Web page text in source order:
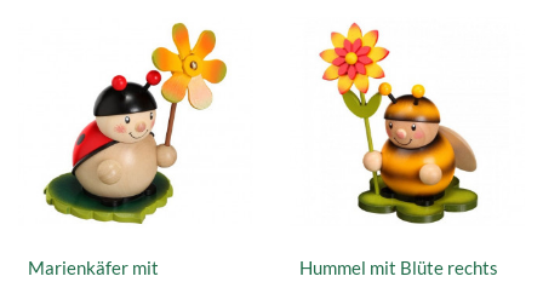
Marienkäfer mit
Hummel mit Blüte rechts